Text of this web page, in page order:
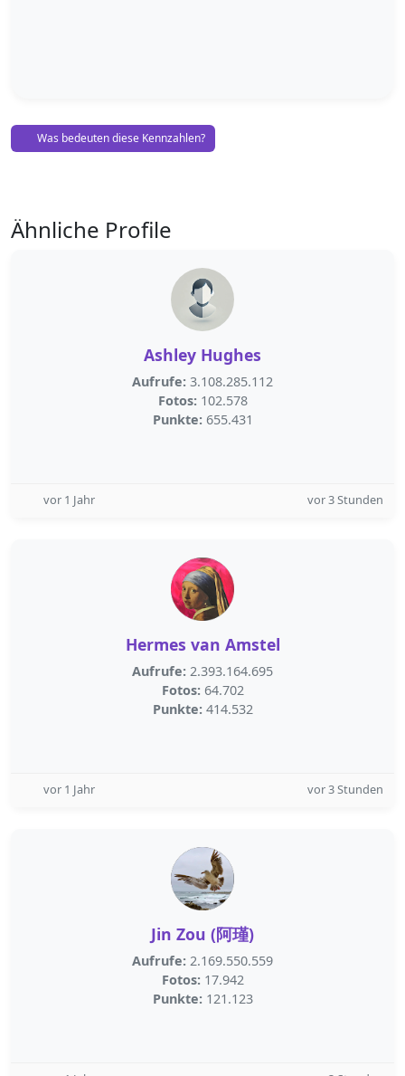
Was bedeuten diese Kennzahlen?
Ähnliche Profile
Ashley Hughes
Aufrufe: 3.108.285.112
Fotos: 102.578
Punkte: 655.431
vor 1 Jahr vor 3 Stunden
Hermes van Amstel
Aufrufe: 2.393.164.695
Fotos: 64.702
Punkte: 414.532
vor 1 Jahr vor 3 Stunden
Jin Zou (阿瑾)
Aufrufe: 2.169.550.559
Fotos: 17.942
Punkte: 121.123